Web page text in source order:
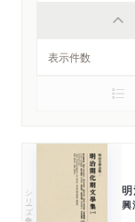
シリーズ・全集 興